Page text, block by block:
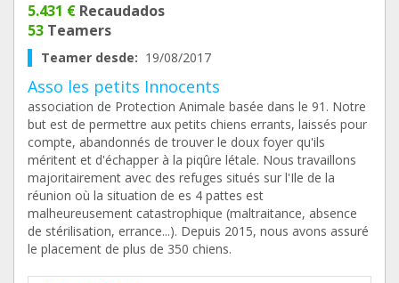
5.431 € Recaudados
53 Teamers
Teamer desde: 19/08/2017
Asso les petits Innocents
association de Protection Animale basée dans le 91. Notre
but est de permettre aux petits chiens errants, laissés pour
compte, abandonnés de trouver le doux foyer qu'ils
méritent et d'échapper à la piqûre létale. Nous travaillons
majoritairement avec des refuges situés sur l'Ile de la
réunion où la situation de es 4 pattes est
malheureusement catastrophique (maltraitance, absence
de stérilisation, errance...). Depuis 2015, nous avons assuré
le placement de plus de 350 chiens.